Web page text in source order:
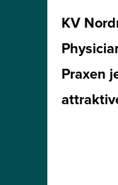
KV
Praxen